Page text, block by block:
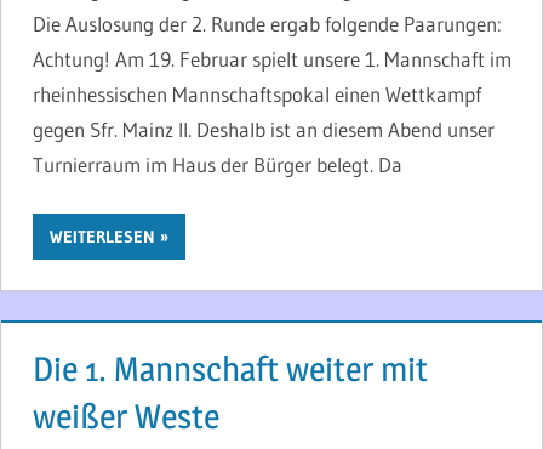
Die Auslosung der 2. Runde ergab folgende Paarungen:
Achtung! Am 19. Februar spielt unsere 1. Mannschaft im
rheinhessischen Mannschaftspokal einen Wettkampf
gegen Sfr. Mainz II. Deshalb ist an diesem Abend unser
Turnierraum im Haus der Bürger belegt. Da
WEITERLESEN
Die 1. Mannschaft weiter mit
weißer Weste